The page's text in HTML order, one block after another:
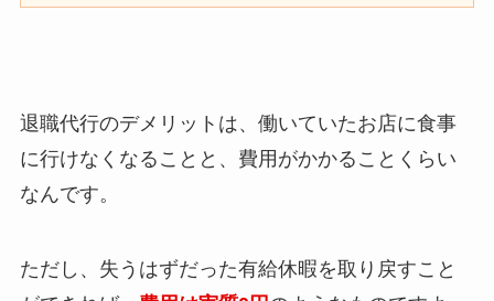
退職代行のデメリットは、働いていたお店に食事
に行けなくなることと、費用がかかることくらい
なんです。
ただし、失うはずだった有給休暇を取り戻すこと